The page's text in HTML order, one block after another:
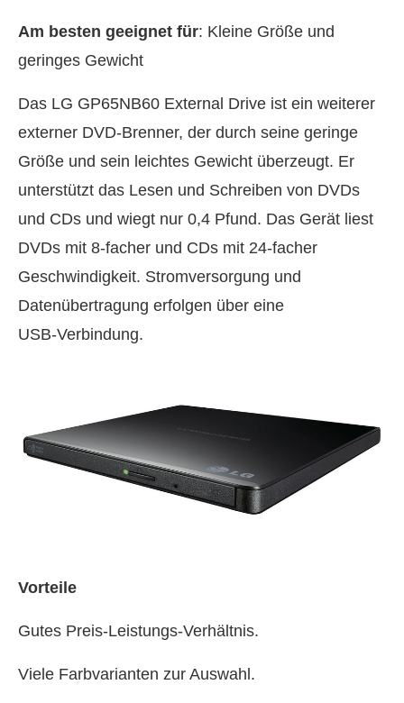
Am besten geeignet für: Kleine Größe und
geringes Gewicht
Das LG GP65NB60 External Drive ist ein weiterer
externer DVD-Brenner, der durch seine geringe
Größe und sein leichtes Gewicht überzeugt. Er
unterstützt das Lesen und Schreiben von DVDs
und CDs und wiegt nur 0,4 Pfund. Das Gerät liest
DVDs mit 8‑facher und CDs mit 24‑facher
Geschwindigkeit. Stromversorgung und
Datenübertragung erfolgen über eine
USB‑Verbindung.
Vorteile
Gutes Preis-Leistungs-Verhältnis.
Viele Farbvarianten zur Auswahl.